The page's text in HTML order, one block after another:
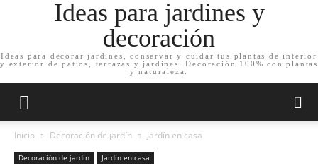
Ideas para jardines y
decoración
Ideas para decorar jardines, conservar y cuidar tus plantas de interior
y exterior de patios, terrazas y jardines. Decoración 100% con plantas
y naturaleza.
Inicio Decoración de jardín Jardín en casa
Decoración de jardín Jardín en casa